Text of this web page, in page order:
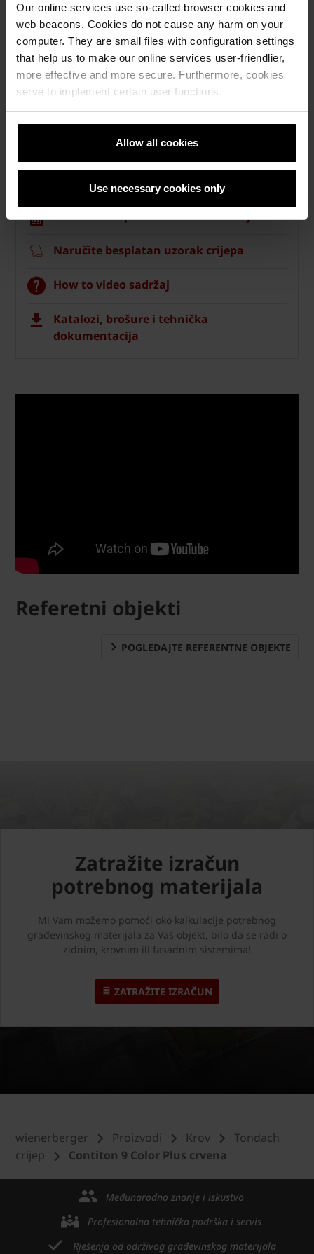
Our online services use so-called browser cookies and
web beacons. Cookies do not cause any harm on your
computer. They are small files with configuration settings
that help us to make our online services user-friendlier,
more effective and more secure. Furthermore, cookies
serve to implement certain user functions.
Allow all cookies
Use necessary cookies only
Krovni sistemi
Kalkulatori za izračun krova
Naručite besplatan izračun materijala
Naručite besplatan uzorak crijepa
How to video sadržaj
Katalozi, brošure i tehnička
dokumentacija
Referetni objekti
POGLEDAJTE REFERENTNE OBJEKTE
Zatražite izračun
potrebnog materijala
Mi Vam možemo pomoći oko kalkulacije potrebnog
građevinskog materijala za Vaš objekt, bilo da se radi o
zidnim, krovnim ili fasadnim sistemima!
ZATRAŽITE IZRAČUN
wienerberger Proizvodi Krov
Tondach
crijep
Contiton 9 Color Plus crvena
Međunarodno znanje i iskustvo
Profesionalna tehnička podrška i servis
Rješenja od održivog građevinskog materijala